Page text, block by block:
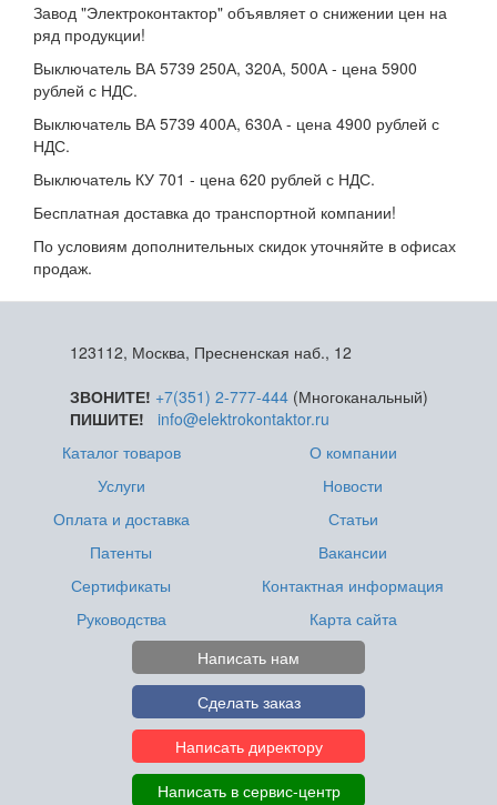
Завод "Электроконтактор" объявляет о снижении цен на
ряд продукции!
Выключатель ВА 5739 250А, 320А, 500А - цена 5900
рублей с НДС.
Выключатель ВА 5739 400А, 630А - цена 4900 рублей с
НДС.
Выключатель КУ 701 - цена 620 рублей с НДС.
Бесплатная доставка до транспортной компании!
По условиям дополнительных скидок уточняйте в офисах
продаж.
123112, Москва, Пресненская наб., 12
ЗВОНИТЕ! +7(351) 2-777-444(Многоканальный)
ПИШИТЕ!
info@elektrokontaktor.ru
Каталог товаров
Услуги
Оплата и доставка
Патенты
Сертификаты
Руководства
О компании
Новости
Статьи
Вакансии
Контактная информация
Карта сайта
Написать нам
Сделать заказ
Написать директору
Написать в сервис-центр